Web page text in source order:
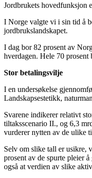
Jordbrukets hovedfunksjon
I Norge valgte vi i sin tid å
jordbrukslandskapet.
I dag bor 82 prosent av
hverdagen. Hele 70
Stor betalingsvilje
I en undersøkelse
Landskapsestetikk,
Svarene indikerer relativt
tiltaksscenario II., og 6,3
vurderer nytten av de ulike
Selv om slike tall er usikre,
prosent av de spurte pleier
også at verdien av slike